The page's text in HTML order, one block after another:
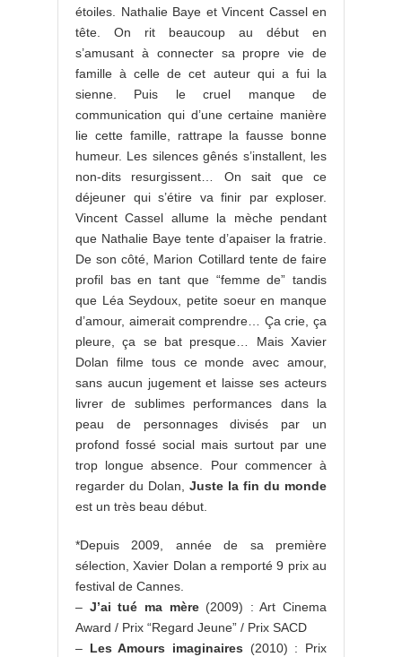
étoiles. Nathalie Baye et Vincent Cassel en
tête. On rit beaucoup au début en
s’amusant à connecter sa propre vie de
famille à celle de cet auteur qui a fui la
sienne. Puis le cruel manque de
communication qui d’une certaine manière
lie cette famille, rattrape la fausse bonne
humeur. Les silences gênés s’installent, les
non-dits resurgissent… On sait que ce
déjeuner qui s’étire va finir par exploser.
Vincent Cassel allume la mèche pendant
que Nathalie Baye tente d’apaiser la fratrie.
De son côté, Marion Cotillard tente de faire
profil bas en tant que “femme de” tandis
que Léa Seydoux, petite soeur en manque
d’amour, aimerait comprendre… Ça crie, ça
pleure, ça se bat presque… Mais Xavier
Dolan filme tous ce monde avec amour,
sans aucun jugement et laisse ses acteurs
livrer de sublimes performances dans la
peau de personnages divisés par un
profond fossé social mais surtout par une
trop longue absence. Pour commencer à
regarder du Dolan, Juste la fin du monde
est un très beau début.
*Depuis 2009, année de sa première
sélection, Xavier Dolan a remporté 9 prix au
festival de Cannes.
– J’ai tué ma mère(2009) : Art Cinema
Award / Prix “Regard Jeune” / Prix SACD
– Les Amours imaginaires (2010) : Prix